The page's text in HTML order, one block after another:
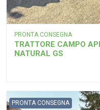
PRONTA CONSEGNA
TRATTORE CAMPO
NATURAL GS
PRONTA CONSEGNA